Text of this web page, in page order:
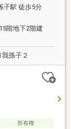
スーパ
グ…徒歩約7分
学校…徒歩約
子駅 徒歩5分
階地下2階建
孫子２
所有権